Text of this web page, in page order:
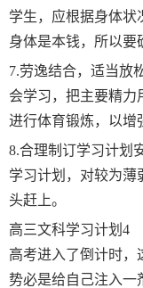
学生，应根据身体状
身体是本钱，所以要
7.劳逸结合，适当放
会学习，把主要精力
进行体育锻炼，以增
8.合理制订学习计划
学习计划，对较为薄
头赶上。
高三文科学习计划4
高考进入了倒计时，
势必是给自己注入一